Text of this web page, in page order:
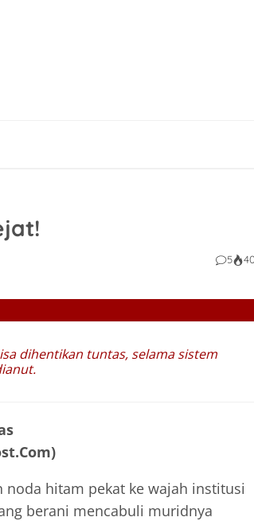
5
dihentikan tuntas, selama sistem
hitam pekat ke wajah institusi
berani mencabuli muridnya